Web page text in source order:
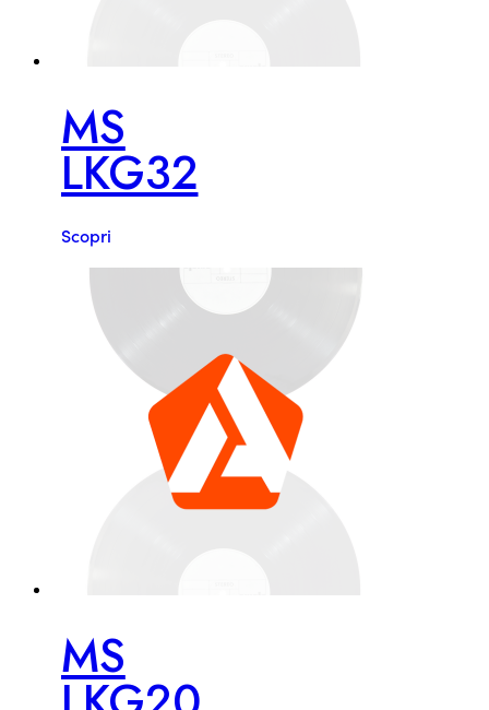
MS
LKG32
Scopri
MS